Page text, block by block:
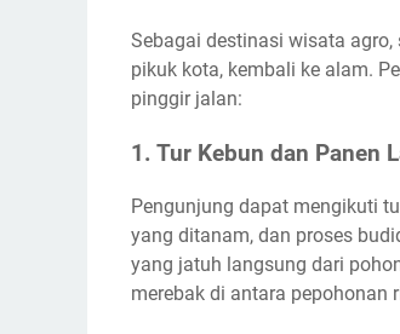
Sebagai destinasi wisata
pikuk kota, kembali ke alam.
pinggir jalan:
1. Tur Kebun dan Panen
Pengunjung dapat mengikuti
yang ditanam, dan proses
yang jatuh langsung dari
merebak di antara